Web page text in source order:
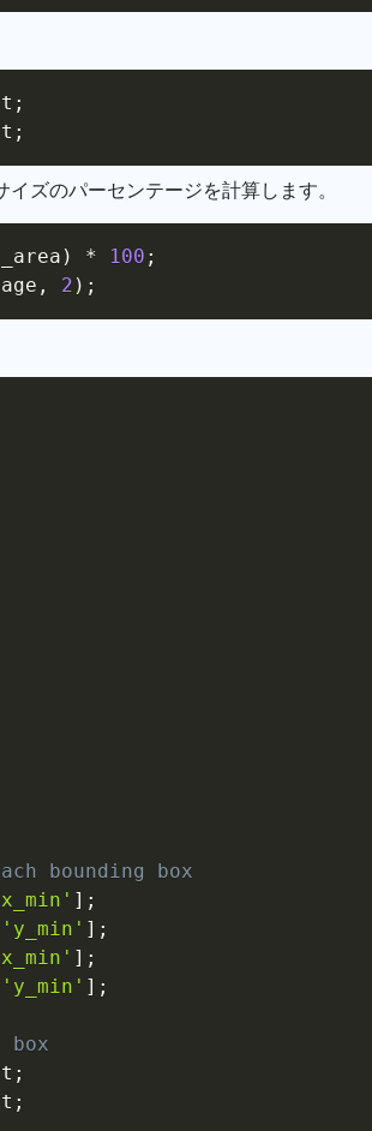
;
;
ズのパーセンテージを計算します。
) * 100 ;
, 2 ) ;
bounding box
] ;
'y_min' ] ;
] ;
'y_min' ] ;
box
;
;